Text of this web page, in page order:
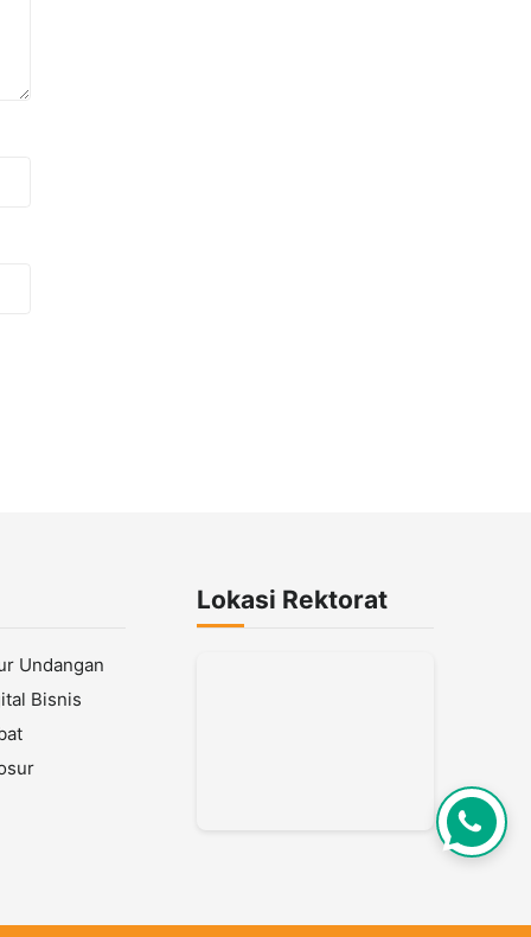
Undangan
Bisnis
Lokasi Rektorat